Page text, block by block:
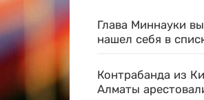
Глава Миннауки
нашел себя в
Контрабанда из
Алматы